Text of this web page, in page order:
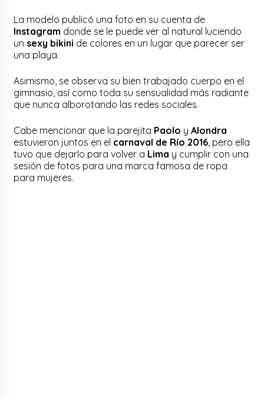
La modelo publicó una foto en su cuenta de
Instagram donde se le puede ver al natural luciendo
un sexy bikini de colores en un lugar que parecer ser
una playa.
Asimismo, se observa su bien trabajado cuerpo en el
gimnasio, así como toda su sensualidad más radiante
que nunca alborotando las redes sociales.
Cabe mencionar que la parejita Paolo yAlondra
estuvieron juntos en el carnaval de Río 2016 , pero ella
tuvo que dejarlo para volver a Lima y cumplir con una
sesión de fotos para una marca famosa de ropa
para mujeres.